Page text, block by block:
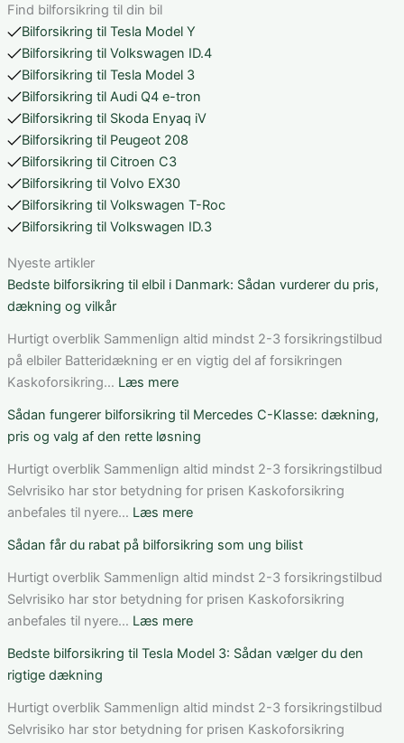
Find bilforsikring til din bil
Bilforsikring til Tesla Model Y
Bilforsikring til Volkswagen ID.4
Bilforsikring til Tesla Model 3
Bilforsikring til Audi Q4 e-tron
Bilforsikring til Skoda Enyaq iV
Bilforsikring til Peugeot 208
Bilforsikring til Citroen C3
Bilforsikring til Volvo EX30
Bilforsikring til Volkswagen T-Roc
Bilforsikring til Volkswagen ID.3
Nyeste artikler
Bedste bilforsikring til elbil i Danmark: Sådan vurderer du pris,
dækning og vilkår
Hurtigt overblik Sammenlign altid mindst 2-3 forsikringstilbud
på elbiler Batteridækning er en vigtig del af forsikringen
Kaskoforsikring… Læs mere:
bilforsikring
til
elbil
i
Danmark:
vurderer
du
pris,
dækning
vilkår
Sådan fungerer bilforsikring til Mercedes C-Klasse: dækning,
pris og valg af den rette løsning
Hurtigt overblik Sammenlign altid mindst 2-3 forsikringstilbud
Selvrisiko har stor betydning for prisen Kaskoforsikring
anbefales til nyere… Læs mere:
fungerer
bilforsikring
til
Mercedes
Klasse:
pris
og
Sådan får du rabat på bilforsikring som ung bilist
Hurtigt overblik Sammenlign altid mindst 2-3 forsikringstilbud
Selvrisiko har stor betydning for prisen Kaskoforsikring
anbefales til nyere… Læs mere:
får
rabat
på
Bedste bilforsikring til Tesla Model 3: Sådan vælger du den
rigtige dækning
Hurtigt overblik Sammenlign altid mindst 2-3 forsikringstilbud
Selvrisiko har stor betydning for prisen Kaskoforsikring